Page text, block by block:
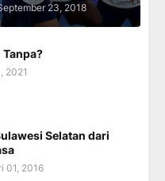
23, 2018
Tanpa?
2021
Selatan dari
01, 2016